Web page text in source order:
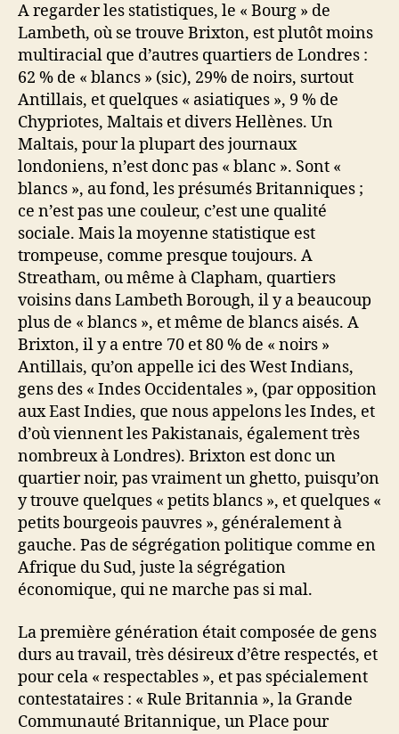
A regarder les statistiques, le « Bourg » de
Lambeth, où se trouve Brixton, est plutôt moins
multiracial que d’autres quartiers de Londres :
62 % de « blancs » (sic), 29% de noirs, surtout
Antillais, et quelques « asiatiques », 9 % de
Chypriotes, Maltais et divers Hellènes. Un
Maltais, pour la plupart des journaux
londoniens, n’est donc pas « blanc ». Sont «
blancs », au fond, les présumés Britanniques ;
ce n’est pas une couleur, c’est une qualité
sociale. Mais la moyenne statistique est
trompeuse, comme presque toujours. A
Streatham, ou même à Clapham, quartiers
voisins dans Lambeth Borough, il y a beaucoup
plus de « blancs », et même de blancs aisés. A
Brixton, il y a entre 70 et 80 % de « noirs »
Antillais, qu’on appelle ici des West Indians,
gens des « Indes Occidentales », (par opposition
aux East Indies, que nous appelons les Indes, et
d’où viennent les Pakistanais, également très
nombreux à Londres). Brixton est donc un
quartier noir, pas vraiment un ghetto, puisqu’on
y trouve quelques « petits blancs », et quelques «
petits bourgeois pauvres », généralement à
gauche. Pas de ségrégation politique comme en
Afrique du Sud, juste la ségrégation
économique, qui ne marche pas si mal.
La première génération était composée de gens
durs au travail, très désireux d’être respectés, et
pour cela « respectables », et pas spécialement
contestataires : « Rule Britannia », la Grande
Communauté Britannique, un Place pour